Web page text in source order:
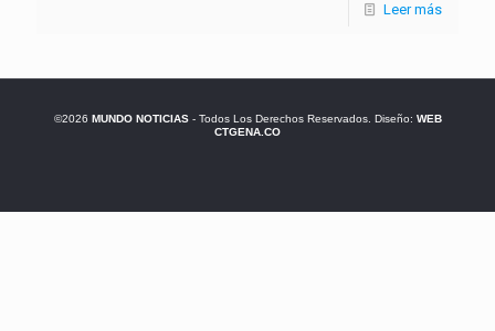
Leer más
©2026 MUNDO NOTICIAS- Todos Los Derechos Reservados. Diseño: WEB
CTGENA.CO